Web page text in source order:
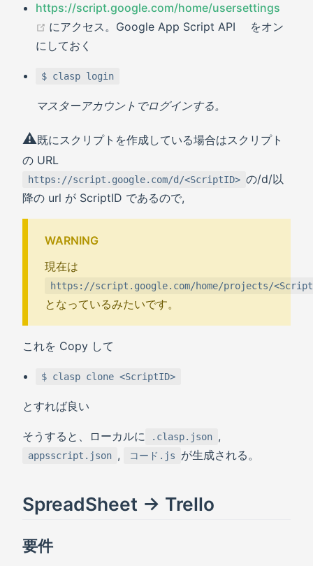
https://script.google.com/home/usersettings
(opens new window)
にアクセス。Google App Script API をオン
にしておく
$ clasp login
マスターアカウントでログインする。
⚠️既にスクリプトを作成している場合はスクリプト
の URL
https://script.google.com/d/<ScriptID> の/d/以
降の url が ScriptID であるので,
WARNING
現在は
https://script.google.com/home/projects/
となっているみたいです。
これを Copy して
$ clasp clone <ScriptID>
とすれば良い
そうすると、ローカルに .clasp.json ,
appsscript.json , コード.js が生成される。
SpreadSheet -> Trello
要件